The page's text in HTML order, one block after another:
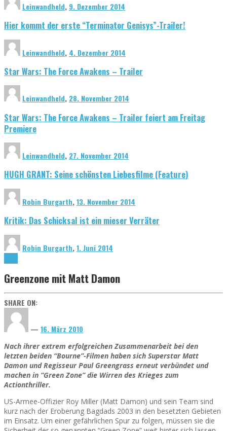
Leinwandheld, 9. Dezember 2014
Hier kommt der erste “Terminator Genisys”-Trailer!
Leinwandheld, 4. Dezember 2014
Star Wars: The Force Awakens – Trailer
Leinwandheld, 28. November 2014
Star Wars: The Force Awakens – Trailer feiert am Freitag
Premiere
Leinwandheld, 27. November 2014
HUGH GRANT: Seine schönsten Liebesfilme (Feature)
Robin Burgarth,13. November 2014
Kritik: Das Schicksal ist ein mieser Verräter
Robin Burgarth,1. Juni 2014
Greenzone mit Matt Damon
SHARE ON:
— 16. März 2010
Nach ihrer extrem erfolgreichen Zusammenarbeit bei den
letzten beiden “Bourne”-Filmen haben sich Superstar Matt
Damon und Regisseur Paul Greengrass erneut verbündet und
machen in “Green Zone” die Wirren des Krieges zum
Actionthriller.
US-Armee-Offizier Roy Miller (Matt Damon) und sein Team sind
kurz nach der Eroberung Bagdads 2003 in den besetzten Gebieten
im Einsatz. Um einer gefährlichen Spur zu folgen, müssen sie die